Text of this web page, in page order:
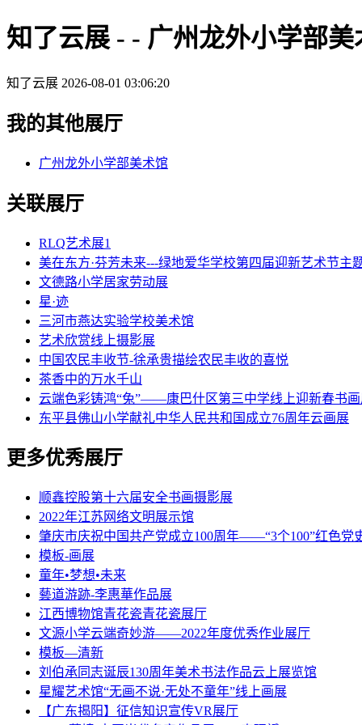
知了云展 - - 广州龙外小学部美
知了云展 2026-08-01 03:06:20
我的其他展厅
广州龙外小学部美术馆
关联展厅
RLQ艺术展1
美在东方·芬芳未来---绿地爱华学校第四届迎新艺术节主
文德路小学居家劳动展
星·迹
三河市燕达实验学校美术馆
艺术欣赏线上摄影展
中国农民丰收节-徐承贵描绘农民丰收的喜悦
茶香中的万水千山
云端色彩铸鸿“兔”——康巴什区第三中学线上迎新春书
东平县佛山小学献礼中华人民共和国成立76周年云画展
更多优秀展厅
顺鑫控股第十六届安全书画摄影展
2022年江苏网络文明展示馆
肇庆市庆祝中国共产党成立100周年——“3个100”红色党
模板-画展
童年•梦想•未来
藝道游跡-李惠華作品展
江西博物馆青花瓷青花瓷展厅
文源小学云端奇妙游——2022年度优秀作业展厅
模板—清新
刘伯承同志诞辰130周年美术书法作品云上展览馆
星耀艺术馆“无画不说·无处不童年”线上画展
【广东揭阳】征信知识宣传VR展厅